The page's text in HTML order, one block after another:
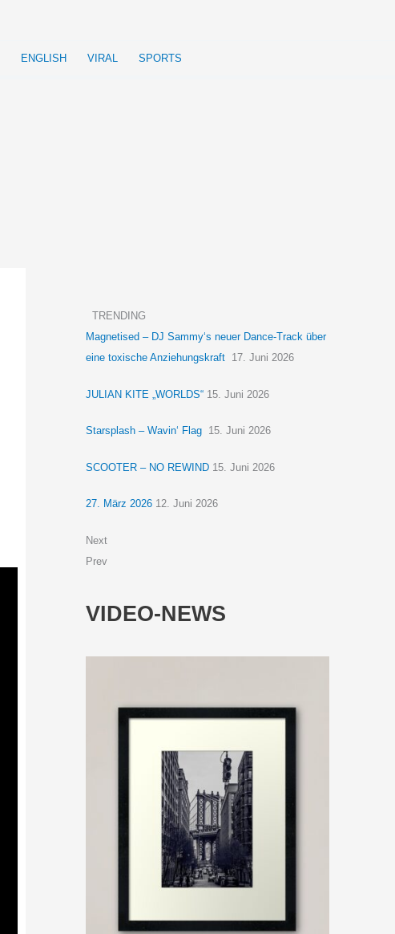
ENGLISH VIRAL SPORTS
TRENDING
Magnetised – DJ Sammy‘s neuer Dance-Track über
eine toxische Anziehungskraft 17. Juni 2026
JULIAN KITE „WORLDS“ 15. Juni 2026
Starsplash – Wavin‘ Flag 15. Juni 2026
SCOOTER – NO REWIND 15. Juni 2026
27. März 2026 12. Juni 2026
Next
Prev
VIDEO-NEWS